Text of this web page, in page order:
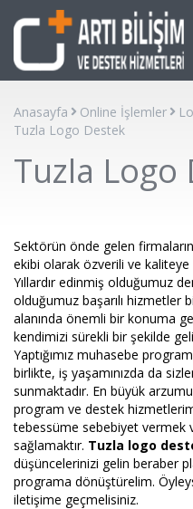
Anasayfa Online İşlemler
Tuzla Logo Destek
Tuzla Logo
Sektörün önde gelen
ekibi olarak özverili ve kaliteye
Yıllardır edinmiş olduğumuz
olduğumuz başarılı hizmetler
alanında önemli bir konuma
kendimizi sürekli bir şekilde
Yaptığımız muhasebe
birlikte, iş yaşamınızda da
sunmaktadır. En büyük
program ve destek
tebessüme sebebiyet vermek
sağlamaktır. Tuzla logo
düşüncelerinizi gelin beraber
programa dönüştürelim.
iletişime geçmelisiniz.